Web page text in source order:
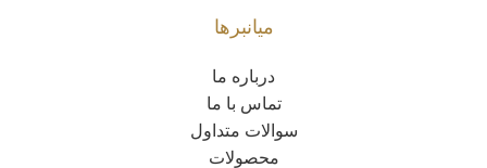
میانبرها
درباره ما
تماس با ما
سوالات متداول
محصولات